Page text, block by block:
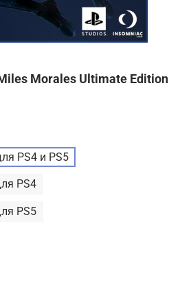
Morales Ultimate Edition
PS4 и PS5
PS4
PS5